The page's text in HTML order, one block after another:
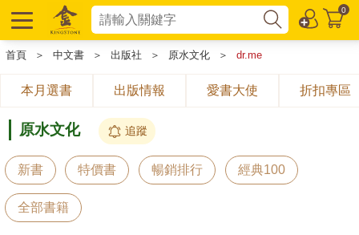
0
首頁 ＞ 中文書 ＞ 出版社 ＞ 原水文化 ＞ dr.me
本月選書 出版情報 愛書大使 折扣專區
原水文化 追蹤
新書 特價書 暢銷排行 經典100
全部書籍